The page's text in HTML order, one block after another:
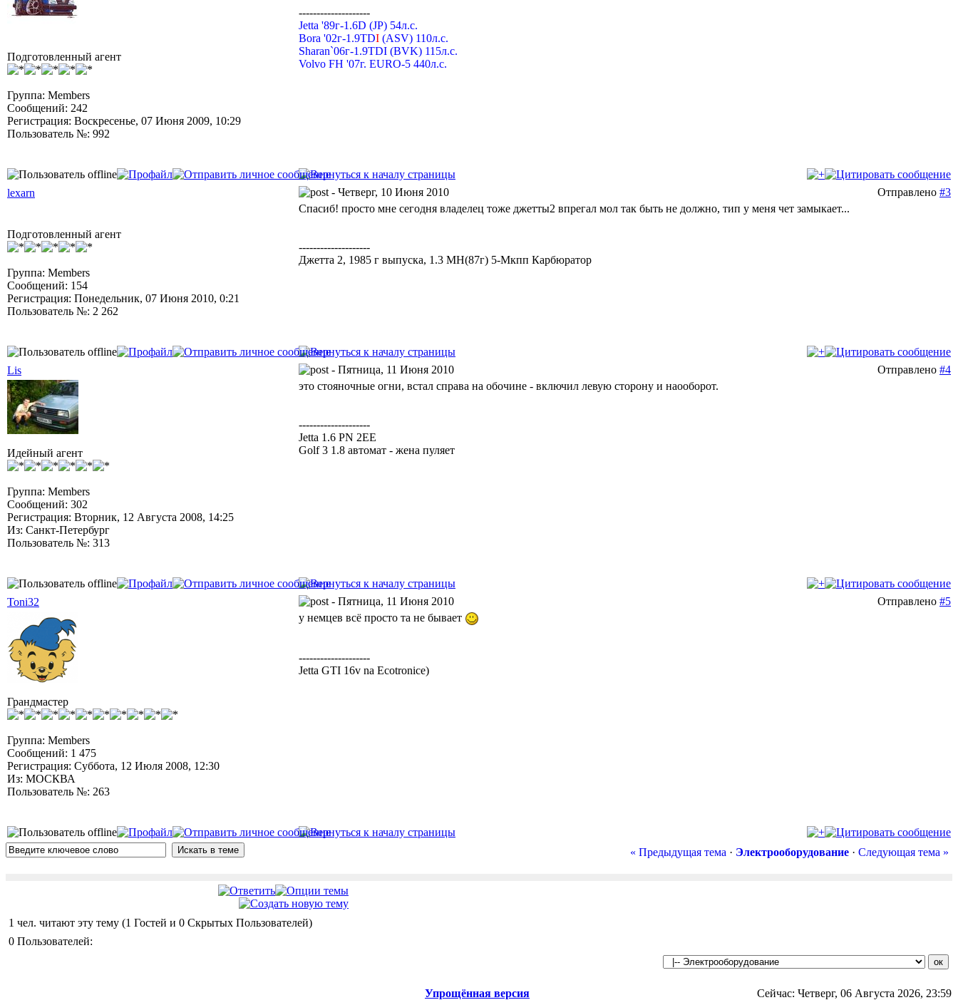
Подготовленный агент
Группа: Members
Сообщений: 242
Регистрация: Воскресенье, 07 Июня 2009, 10:29
Пользователь №: 992
--------------------
Jetta '89г-1.6D (JP) 54л.с.
Bora '02г-1.9TDI (ASV) 110л.с.
Sharan`06г-1.9TDI (BVK) 115л.с.
Volvo FH '07г. EURO-5 440л.с.
lexarn - Четверг, 10 Июня 2010 Отправлено #3
Подготовленный агент
Группа: Members
Сообщений: 154
Регистрация: Понедельник, 07 Июня 2010, 0:21
Пользователь №: 2 262
Спасиб! просто мне сегодня владелец тоже джетты2 впрегал мол так быть не должно, тип у меня чет замыкает...
--------------------
Джетта 2, 1985 г выпуска, 1.3 MH(87г) 5-Мкпп Карбюратор
Lis - Пятница, 11 Июня 2010 Отправлено #4
Идейный агент
Группа: Members
Сообщений: 302
Регистрация: Вторник, 12 Августа 2008, 14:25
Из: Санкт-Петербург
Пользователь №: 313
это стояночные огни, встал справа на обочине - включил левую сторону и наооборот.
--------------------
Jetta 1.6 PN 2EE
Golf 3 1.8 автомат - жена пуляет
Toni32 - Пятница, 11 Июня 2010 Отправлено #5
Грандмастер
Группа: Members
Сообщений: 1 475
Регистрация: Суббота, 12 Июля 2008, 12:30
Из: МОСКВА
Пользователь №: 263
у немцев всё просто та не бывает
--------------------
Jetta GTI 16v na Ecotronice)
« Предыдущая тема · Электрооборудование · Следующая тема »
1 чел. читают эту тему (1 Гостей и 0 Скрытых Пользователей)
0 Пользователей:
Упрощённая версия Сейчас: Четверг, 06 Августа 2026, 23:59